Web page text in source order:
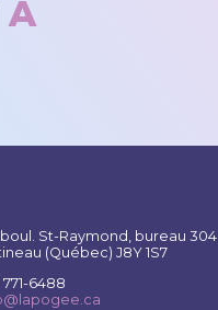
À
boul. St-Raymond, bureau 304
(Québec) J8Y 1S7
771-6488